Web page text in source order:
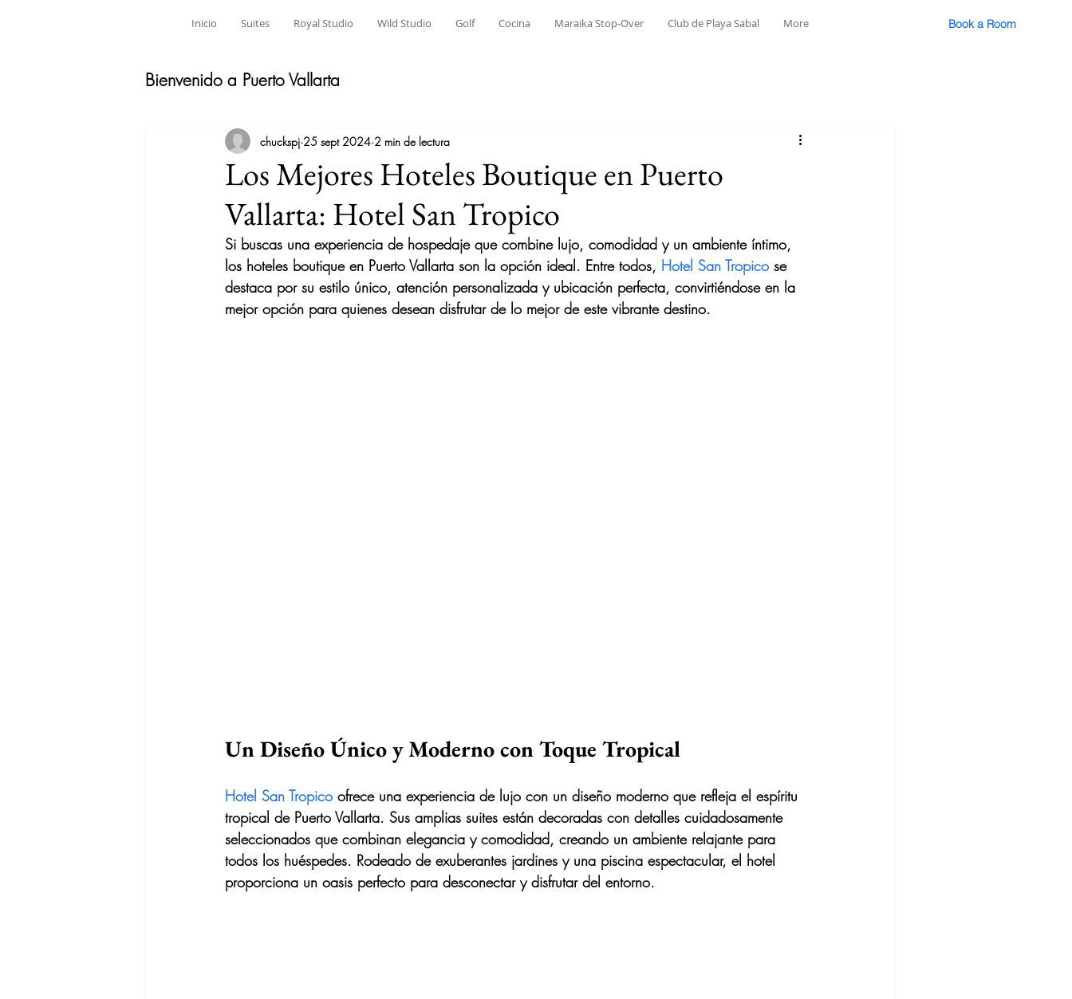
Inicio Suites Royal Studio Wild Studio Golf Cocina Maraika Stop-Over Club de Playa Sabal More Book a Room
Bienvenido a Puerto Vallarta
Los Mejores Hoteles Boutique en Puerto
Vallarta: Hotel San Tropico
chuckspj 25 sept 2024 2 min de lectura
Si buscas una experiencia de hospedaje que combine lujo, comodidad y un ambiente íntimo,
los hoteles boutique en Puerto Vallarta son la opción ideal. Entre todos, Hotel San Tropico se
destaca por su estilo único, atención personalizada y ubicación perfecta, convirtiéndose en la
mejor opción para quienes desean disfrutar de lo mejor de este vibrante destino.
Un Diseño Único y Moderno con Toque Tropical
Hotel San Tropico ofrece una experiencia de lujo con un diseño moderno que refleja el espíritu
tropical de Puerto Vallarta. Sus amplias suites están decoradas con detalles cuidadosamente
seleccionados que combinan elegancia y comodidad, creando un ambiente relajante para
todos los huéspedes. Rodeado de exuberantes jardines y una piscina espectacular, el hotel
proporciona un oasis perfecto para desconectar y disfrutar del entorno.